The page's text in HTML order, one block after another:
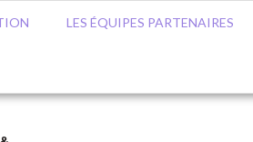
LES ÉQUIPES PARTENAIRES